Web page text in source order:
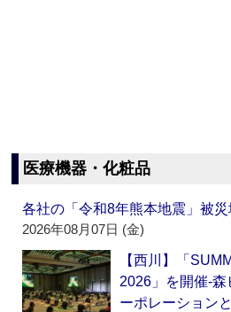
医療機器・化粧品
各社の「令和8年熊本地震」被災
2026年08月07日 (金)
【西川】「
2026」を開催‐
ーポレーション